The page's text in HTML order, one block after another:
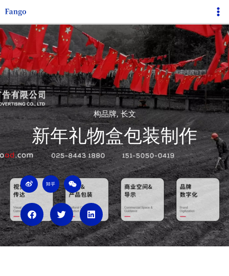
跳
至
内
容
构品牌,长文
新年礼物盒包装制作
W
e
i
Z
h
i
h
u
W
e
i
x
i
n